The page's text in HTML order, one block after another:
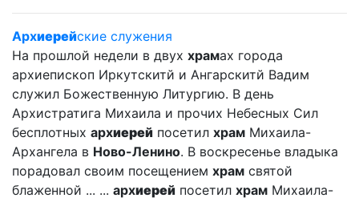
Архиерейские служения
На прошлой недели в двух храмах города
архиепископ Иркутскитй и Ангарскитй Вадим
служил Божественную Литургию. В день
Архистратига Михаила и прочих Небесных Сил
бесплотных архиерей посетил храм Михаила-
Архангела в Ново-Ленино. В воскресенье владыка
порадовал своим посещением храм святой
блаженной ... ... архиерей посетил храм Михаила-